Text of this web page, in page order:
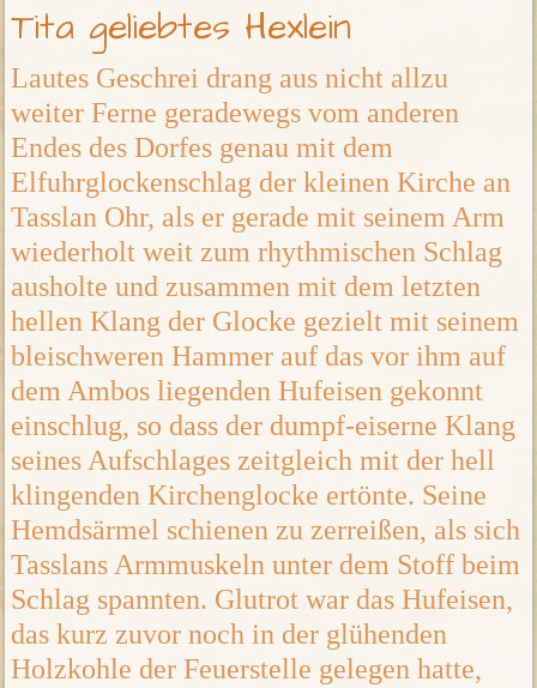
Tita geliebtes Hexlein
Lautes Geschrei drang aus nicht allzu
weiter Ferne geradewegs vom anderen
Endes des Dorfes genau mit dem
Elfuhrglockenschlag der kleinen Kirche an
Tasslan Ohr, als er gerade mit seinem Arm
wiederholt weit zum rhythmischen Schlag
ausholte und zusammen mit dem letzten
hellen Klang der Glocke gezielt mit seinem
bleischweren Hammer auf das vor ihm auf
dem Ambos liegenden Hufeisen gekonnt
einschlug, so dass der dumpf-eiserne Klang
seines Aufschlages zeitgleich mit der hell
klingenden Kirchenglocke ertönte. Seine
Hemdsärmel schienen zu zerreißen, als sich
Tasslans Armmuskeln unter dem Stoff beim
Schlag spannten. Glutrot war das Hufeisen,
das kurz zuvor noch in der glühenden
Holzkohle der Feuerstelle gelegen hatte,